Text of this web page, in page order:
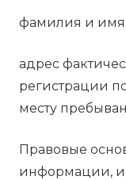
фамилия и имя
адрес
регистрации
месту
Правовые
информации,